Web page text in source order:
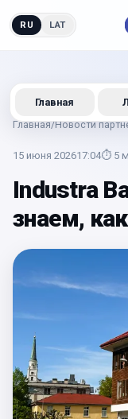
RU LAT
Главная/Новости
15 июня 202617:04⏱ 5
Industra
знаем,
Главная